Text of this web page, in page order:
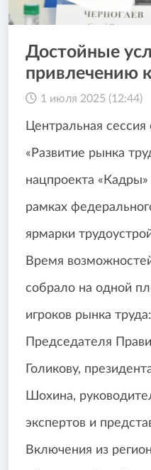
Достойные
привлечению
1 июля 2025 (12:44)
Центральная
«Развитие рынка
нацпроекта
рамках
ярмарки
Время
собрало на одной
игроков рынка
Председателя
Голикову,
Шохина,
экспертов и
Включения из